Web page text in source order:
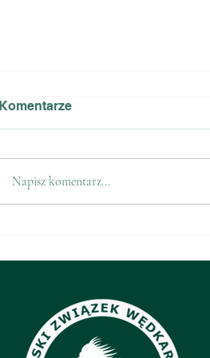
Komentarze
Napisz komentarz...